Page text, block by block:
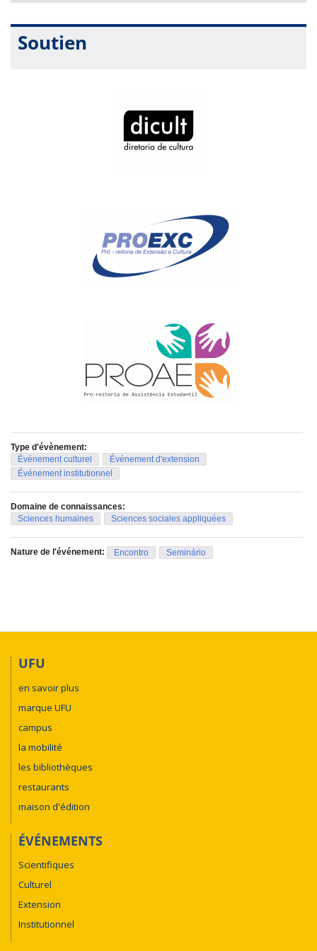
Soutien
Type d'évènement:
Événement culturel
Événement d'extension
Événement institutionnel
Domaine de connaissances:
Sciences humaines
Sciences sociales appliquées
Nature de l'événement: Encontro Seminário
UFU
en savoir plus
marque UFU
campus
la mobilité
les bibliothèques
restaurants
maison d'édition
ÉVÉNEMENTS
Scientifiques
Culturel
Extension
Institutionnel